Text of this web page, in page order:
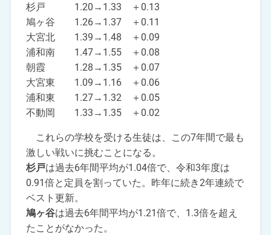
杉戸 1.20→1.33 ＋0.13
鳩ヶ谷 1.26→1.37 ＋0.11
大宮北 1.39→1.48 ＋0.09
浦和南 1.47→1.55 ＋0.08
朝霞 1.28→1.35 ＋0.07
大宮東 1.09→1.16 ＋0.06
浦和東 1.27→1.32 ＋0.05
不動岡 1.33→1.35 ＋0.02
これらの学校を受ける生徒は、この7年間で最も
激しい戦いに挑むことになる。
杉戸は過去6年間平均が1.04倍で、令和3年度は
0.91倍と定員を割っていた。昨年に続き2年連続で
ベスト更新。
鳩ヶ谷は過去6年間平均が1.21倍で、1.3倍を超え
たことがなかった。